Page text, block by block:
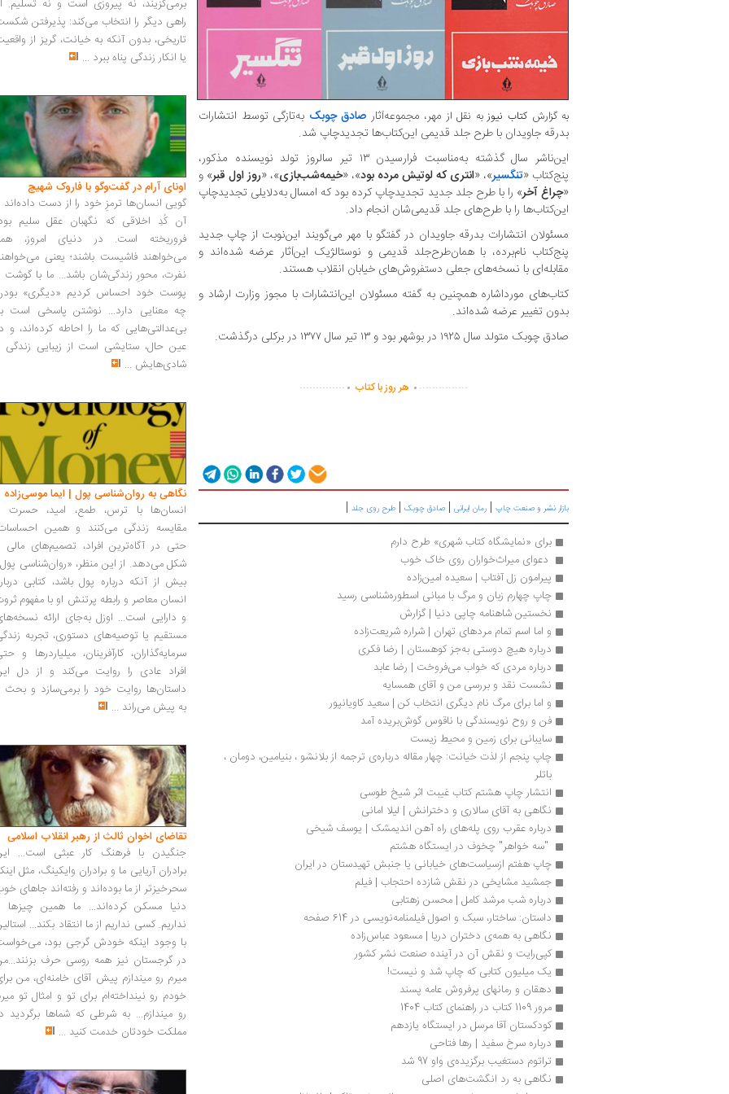
به گزارشکتاب نیوز به نقل از مهر، مجموعه‌آثار صادق چوبک به‌تازگی توسط انتشارات
بدرقه جاویدان با طرح جلد قدیمی این‌کتاب‌ها تجدیدچاپ شد.
این‌ناشر سال گذشته به‌مناسبت فرارسیدن ۱۳ تیر سالروز تولد نویسنده مذکور،
پنج‌کتاب «تنگسیر»، «انتری که لوتیش مرده بود»، «خیمه‌شب‌بازی»، «روز اول قبر» و
«چراغ آخر» را با طرح جلد جدید تجدیدچاپ کرده بود که امسال به‌دلایلی تجدیدچاپ
این‌کتاب‌ها را با طرح‌های جلد قدیمی‌شان انجام داد.
مسئولان انتشارات بدرقه جاویدان در گفتگو با مهر می‌گویند این‌نوبت از چاپ جدید
پنج‌کتاب نام‌برده، با همان‌طرح‌جلد قدیمی و نوستالژیک این‌آثار عرضه شده‌اند و
مقابله‌ای با نسخه‌های جعلی دستفروش‌های خیابان انقلاب هستند.
کتاب‌های مورداشاره همچنین به گفته مسئولان این‌انتشارات با مجوز وزارت ارشاد و
بدون تغییر عرضه شده‌اند.
صادق چوبک متولد سال ۱۹۲۵ در بوشهر بود و ۱۳ تیر سال ۱۳۷۷ در برکلی درگذشت.
...............
. هر روز با کتاب .
..............
بازار نشر و صنعت چاپ | رمان ایرانی | صادق چوبک | طرح روی جلد |
برای «نمایشگاه کتاب شهری» طرح دارم
دعوای میراث‌خواران روی خاک خوب
پیرامون زل آفتاب | سعیده امین‌زاده
چاپ چهارم زبان و مرگ با مبانی اسطوره‌شناسی رسید
نخستین شاهنامه چاپی دنیا | گزارش
و اما اسم تمام مردهای تهران | شراره شریعت‌زاده
درباره هیچ دوستی به‌جز کوهستان | رضا فکری
درباره مردی که خواب می‌‌‌فروخت | رضا عابد
نشست نقد و بررسی من و آقای همسایه
و اما برای مرگ نام دیگری انتخاب کن | سعید کاویانپور
فن و روح نویسندگی با ناقوس گوش‌بریده آمد
سایبانی برای زمین و محیط زیست
باتلر
انتشار چاپ هشتم کتاب غیبت اثر شیخ طوسی
نگاهی به آقای سالاری و دخترانش | لیلا امانی
درباره عقرب روی پله‌های راه آهن اندیمشک | یوسف شیخی
"سه خواهر" چخوف در ایستگاه هشتم
چاپ هفتم ازسیاست‌های خیابانی یا جنبش تهیدستان در ایران
جمشید مشایخی در نقش شازده احتجاب | فیلم
درباره شب مرشد کامل | محسن زهتابی
داستان: ساختار، سبک و اصول فیلمنامه‌نویسی در 614 صفحه
نگاهی به همه‌ی دختران دریا | مسعود عباس‌زاده
کپی‌رایت و نقش آن در آینده صنعت نشر کشور
یک میلیون کتابی که چاپ شد و نیست!
دهقان و رمانهای پرفروش عامه پسند
مرور 1109 کتاب در راهنمای کتاب 1404
کودکستان آقا مرسل در ایستگاه یازدهم
درباره سرخ سفید | رها فتاحی
تراتوم دستغیب برگزیده‌ی واو 97 شد
نگاهی به رد انگشت‌های اصلی
برمی‌گزیند، نه پیروزی است و نه تسلیم.
راهی دیگر را انتخاب می‌کند: پذیرفتن
تاریخی، بدون آنکه به خیانت، گریز از
یا انکار زندگی پناه ببرد ...
اونای آرام در گفت‌وگو با فاروک شهیچ‭
گویی انسان‌ها ترمزِ خود را از دست داده‌اند
آن کُدِ اخلاقی که نگهبان عقل سلیم
فروریخته است. در دنیای امروز،
می‌خواهند فاشیست باشند؛ یعنی
نفرت، محورِ زندگی‌شان باشد... ما با گوشت
پوست خود احساس کردیم «دیگری»
چه معنایی دارد... نوشتن پاسخی است
بی‌عدالتی‌هایی که ما را احاطه کرده‌اند، و
عین حال، ستایشی است از زیبایی زندگی
شادی‌هایش ...
نگاهی به روان‌شناسی پول | ایما موسی‌زاده
انسان‌ها با ترس، طمع، امید، حسرت
مقایسه زندگی می‌کنند و همین
حتی در آگاه‌ترین افراد، تصمیم‌های مالی
شکل می‌دهد. از این منظر، «روان‌شناسی
بیش از آنکه درباره پول باشد، کتابی
انسان معاصر و رابطه پرتنش او با مفهوم
و دارایی است... اوزل به‌جای ارائه
مستقیم یا توصیه‌های دستوری، تجربه
سرمایه‌گذاران، کارآفرینان، میلیاردرها و
افراد عادی را روایت می‌کند و از دل
داستان‌ها روایت خود را برمی‌سازد و بحث
به پیش می‌راند ...
تقاضای اخوان ثالث از رهبر انقلاب اسلامی
جنگیدن با فرهنگ کار عبثی است...
برادران آریایی ما و برادران وایکینگ، مثل
سحرخیزتر از ما بوده‌اند و رفته‌اند جاهای
دنیا مسکن کرده‌اند... ما همین چیزها
نداریم. کسی نداریم از ما انتقاد بکند...
با وجود اینکه خودش گرجی بود،
در گرجستان نیز همه روسی حرف
میرم رو میندازم پیش آقای خامنه‌ای، من
خودم رو نینداخته‌ام برای تو و امثال تو
رو میندازم... به شرطی که شماها برگردید
مملکت خودتان خدمت کنید ...